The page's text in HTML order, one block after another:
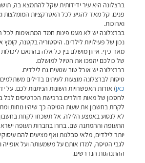
ברצלונה היא עיר ידידותית שקל להתמצא בה,
פנים. קל מאד להגיע לכל האטרקציות המומלצות
וארוכות.
בברצלונה יש לא מעט פינות חמד המתאימות לכל
נכון של פעילויות לילדים. היסטוריה בקטנה,
מאד כיף. איזון מושלם בין כל אלה בהתאם ליכולות
של כולכם יהפכו את הטיול למושלם.
בברצלונה יש אוכל טוב שטעים גם לילדים.
טיסות לברצלונה מוצעות לעיתים בדילים
כאן) אודות האפשרויות השונות הניתנות לכם. על
לחסכון של מאות דולרים ברכישת הכרטיסים
לקחת בחשבון את שעות הטיסה כך שיהיו נוחות
לא לנסוע באמצע הלילה. אל תשכחו לקחת
התעופה וההמתנה שם. בחרו בחברות תעופה
יותר לילדים, מלאי סבלנות ואף מציעים להם
לגבי הטיסה, למדו אותם על משמעותה ועל אופייה
ההתנהגות הנדרשים.